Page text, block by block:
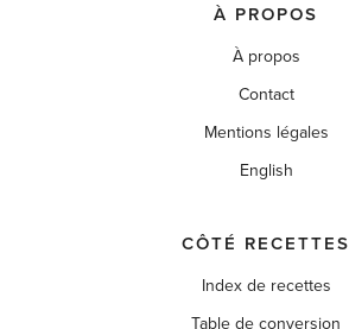
À PROPOS
À propos
Contact
Mentions légales
English
CÔTÉ RECETTES
Index de recettes